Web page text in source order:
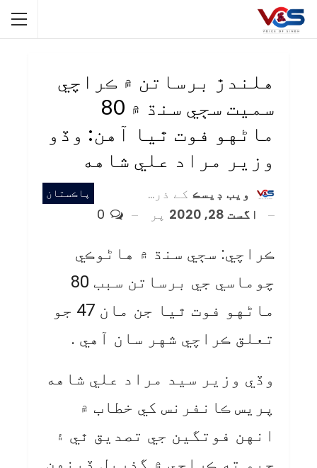
هلندڙ برساتن ۾ ڪراچي
سميت سڄي سنڌ ۾ 80
ماڻهو فوت ٿيا آهن: وڏو
وزير مراد علي شاهه
پاڪستان ويب ڊيسڪ کے ذریعہ
اگست 28, 2020
پر
ڪراچي: سڄي سنڌ ۾ هاڻوڪي
چوماسي جي برساتن سبب 80
ماڻهو فوت ٿيا جن مان 47 جو
تعلق ڪراچي شهر سان آهي .
وڏي وزير سيد مراد علي شاهه
پريس ڪانفرنس کي خطاب ۾
انهن فوتگين جي تصديق ٿي ۽
چيو ته ڪراچي ۾ گذريل ڏينهن